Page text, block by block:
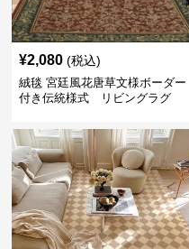
¥2,080 (税込)
絨毯 宮廷風花唐草文様ボーダー
付き伝統様式 リビングラグ